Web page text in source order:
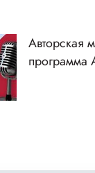
Авторская
программа